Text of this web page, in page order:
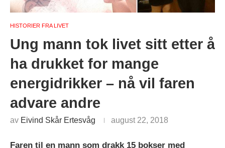
HISTORIER FRA LIVET
Ung mann tok livet sitt etter å
ha drukket for mange
energidrikker – nå vil faren
advare andre
av Eivind Skår Ertesvåg august 22, 2018
Faren til en mann som drakk 15 bokser med